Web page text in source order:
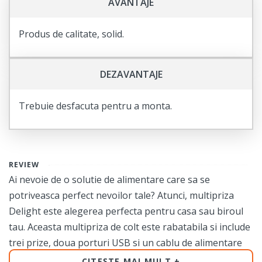
Produs de calitate, solid.
DEZAVANTAJE
Trebuie desfacuta pentru a monta.
REVIEW
Ai nevoie de o solutie de alimentare care sa se
potriveasca perfect nevoilor tale? Atunci, multipriza
Delight este alegerea perfecta pentru casa sau biroul
tau. Aceasta multipriza de colt este rabatabila si include
trei prize, doua porturi USB si un cablu de alimentare
de 1.5m, oferindu-ti spatiu si flexibilitate pentru a